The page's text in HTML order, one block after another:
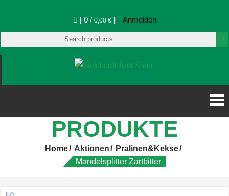
[ 0 / 0,00 €] Anmelden
Brot Shop
PRODUKTE
Home Aktionen
Pralinen&Kekse
Mandelsplitter Zartbitter